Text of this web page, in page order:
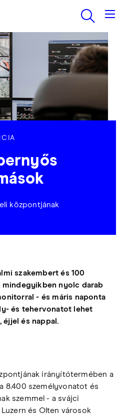
központjának
szakembert és 100
nyolc darab
- és máris naponta
és tehervonatot lehet
éjjel és nappal.
irányítótermében a
8.400 személyvonatot és
szemmel - a svájci
és Olten városok